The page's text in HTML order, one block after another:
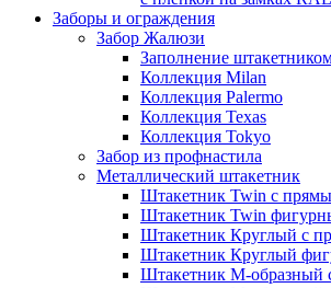
Заборы и ограждения
Забор Жалюзи
Заполнение
Коллекция Milan
Коллекция Palermo
Коллекция Texas
Коллекция Tokyo
Забор из профнастила
Металлический штакетник
Штакетник Twin с
Штакетник Twin
Штакетник Круглый с
Штакетник Круглый
Штакетник М-образный